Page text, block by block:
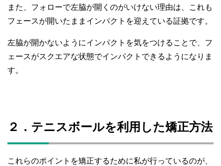
また、フォローで左脇が開くのがいけない理由は、これも
フェースが開いたままインパクトを迎えている証拠です。
左脇が開かないようにインパクトを気をつけることで、フ
ェースがスクエアな状態でインパクトできるようになりま
す。
２．テニスボールを利用した矯正方法
これらのポイントを矯正するために私が行っているのが、